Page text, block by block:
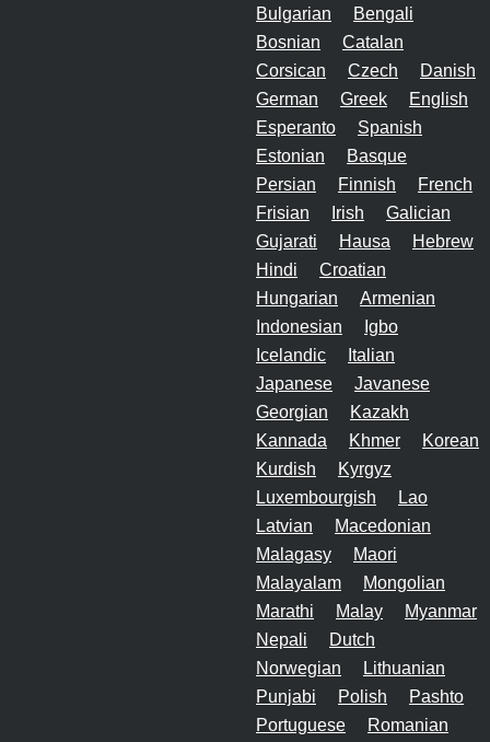
Bulgarian
Bengali
Bosnian
Catalan
Corsican
Czech
Danish
German
Greek
English
Esperanto
Spanish
Estonian
Basque
Persian
Finnish
French
Frisian
Irish
Galician
Gujarati
Hausa
Hebrew
Hindi
Croatian
Hungarian
Armenian
Indonesian
Igbo
Icelandic
Italian
Japanese
Javanese
Georgian
Kazakh
Kannada
Khmer
Korean
Kurdish
Kyrgyz
Luxembourgish
Lao
Latvian
Macedonian
Malagasy
Maori
Malayalam
Mongolian
Marathi
Malay
Myanmar
Nepali
Dutch
Norwegian
Lithuanian
Punjabi
Polish
Pashto
Portuguese
Romanian